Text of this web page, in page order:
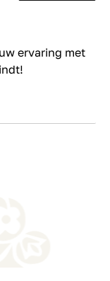
ervaring met